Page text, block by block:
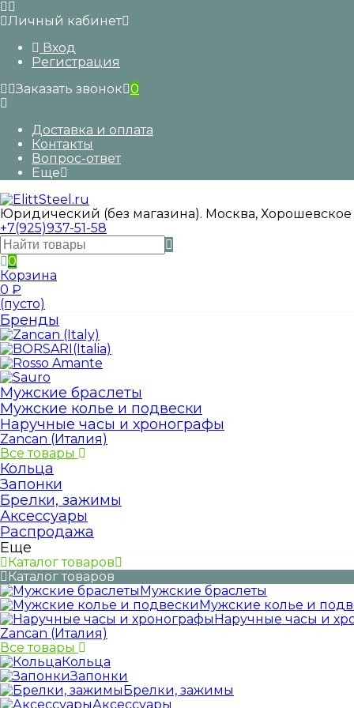
Личный кабинет
Вход
Регистрация
Заказать звонок 0
Доставка и оплата
Контакты
Вопрос-ответ
Еще
Юридический (без магазина). Москва, Хорошевское
+7(925)937-51-58
0
Корзина
0 ₽
(пусто)
Бренды
Мужские браслеты
Мужские колье и подвески
Наручные часы и хронографы
Zancan (Италия)
Все товары
Кольца
Запонки
Брелки, зажимы
Аксессуары
Распродажа
Еще
Каталог товаров
Каталог товаров
Мужские браслеты
Мужские колье и
Наручные часы и
Zancan (Италия)
Все товары
Кольца
Запонки
Брелки, зажимы
Аксессуары